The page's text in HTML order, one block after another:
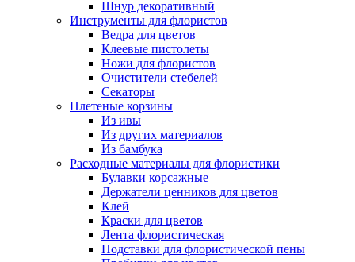
Шнур декоративный
Инструменты для флористов
Ведра для цветов
Клеевые пистолеты
Ножи для флористов
Очистители стебелей
Секаторы
Плетеные корзины
Из ивы
Из других материалов
Из бамбука
Расходные материалы для флористики
Булавки корсажные
Держатели ценников для цветов
Клей
Краски для цветов
Лента флористическая
Подставки для флористической пены